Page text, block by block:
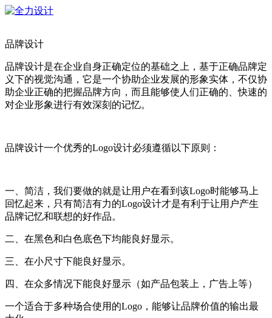
品牌设计
品牌设计是在企业自身正确定位的基础之上，基于正确品牌定
义下的视觉沟通，它是一个协助企业发展的形象实体，不仅协
助企业正确的把握品牌方向，而且能够使人们正确的、快速的
对企业形象进行有效深刻的记忆。
品牌设计一个优秀的Logo设计必须遵循以下原则：
一、简洁，我们要做的就是让用户在看到该Logo时能够马上
回忆起来，只有简洁有力的Logo设计才是有利于让用户产生
品牌记忆和联想的好作品。
二、在黑色和白色底色下均能良好显示。
三、在小尺寸下能良好显示。
四、在众多情况下能良好显示（如产品包装上，广告上等）
一个适合于多种场合使用的Logo，能够让品牌价值的输出最